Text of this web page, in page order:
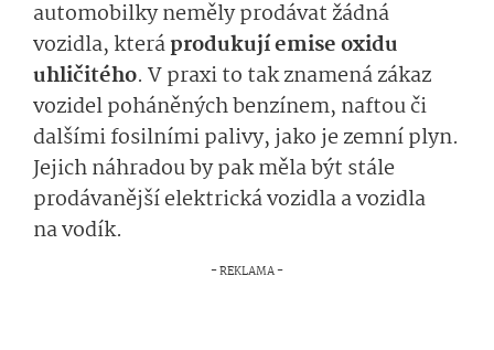
automobilky neměly prodávat žádná
vozidla, kteráprodukují emise oxidu
uhličitého. V praxi to tak znamená zákaz
vozidel poháněných benzínem, naftou či
dalšími fosilními palivy, jako je zemní plyn.
Jejich náhradou by pak měla být stále
prodávanější elektrická vozidla a vozidla
na vodík.